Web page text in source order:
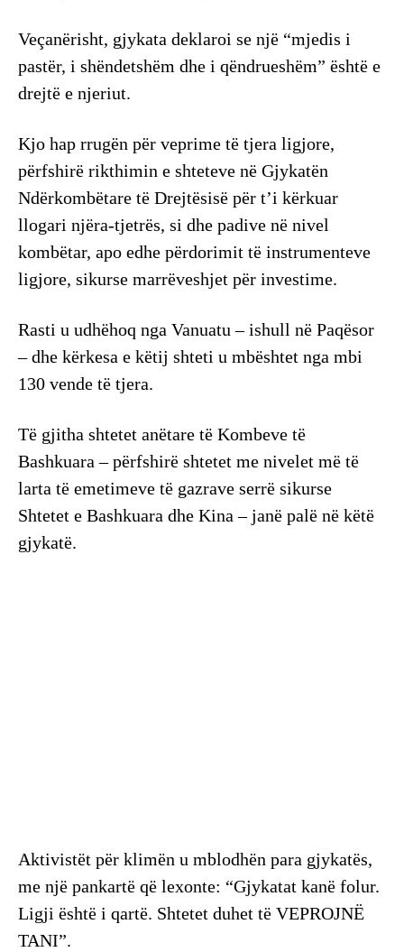
Veçanërisht, gjykata deklaroi se një “mjedis i
pastër, i shëndetshëm dhe i qëndrueshëm” është e
drejtë e njeriut.
Kjo hap rrugën për veprime të tjera ligjore,
përfshirë rikthimin e shteteve në Gjykatën
Ndërkombëtare të Drejtësisë për t’i kërkuar
llogari njëra-tjetrës, si dhe padive në nivel
kombëtar, apo edhe përdorimit të instrumenteve
ligjore, sikurse marrëveshjet për investime.
Rasti u udhëhoq nga Vanuatu – ishull në Paqësor
– dhe kërkesa e këtij shteti u mbështet nga mbi
130 vende të tjera.
Të gjitha shtetet anëtare të Kombeve të
Bashkuara – përfshirë shtetet me nivelet më të
larta të emetimeve të gazrave serrë sikurse
Shtetet e Bashkuara dhe Kina – janë palë në këtë
gjykatë.
Aktivistët për klimën u mblodhën para gjykatës,
me një pankartë që lexonte: “Gjykatat kanë folur.
Ligji është i qartë. Shtetet duhet të VEPROJNË
TANI”.